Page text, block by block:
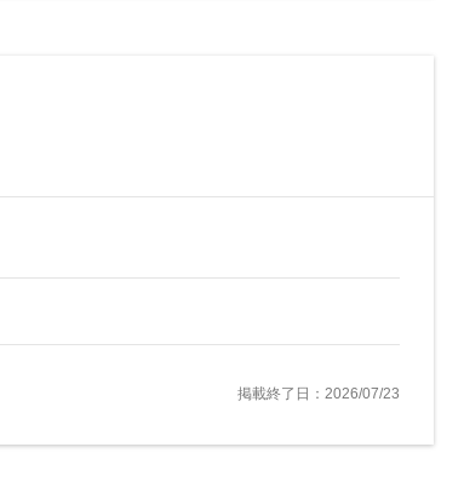
掲載終了日：2026/07/23